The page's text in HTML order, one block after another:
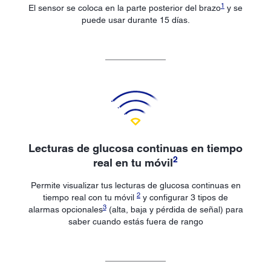
El sensor se coloca en la parte posterior del brazo1 y se
puede usar durante 15 días.
Lecturas de glucosa continuas en tiempo
real en tu móvil2
Permite visualizar tus lecturas de glucosa continuas en
tiempo real con tu móvil 2 y configurar 3 tipos de
alarmas opcionales3(alta, baja y pérdida de señal) para
saber cuando estás fuera de rango